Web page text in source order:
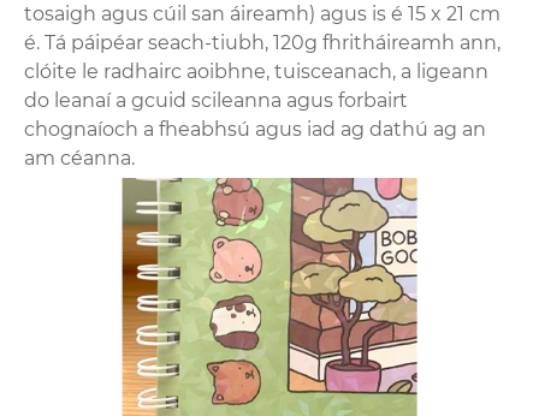
tosaigh agus cúil san áireamh) agus is é 15 x 21 cm
é. Tá páipéar seach-tiubh, 120g fhritháireamh ann,
clóite le radhairc aoibhne, tuisceanach, a ligeann
do leanaí a gcuid scileanna agus forbairt
chognaíoch a fheabhsú agus iad ag dathú ag an
am céanna.